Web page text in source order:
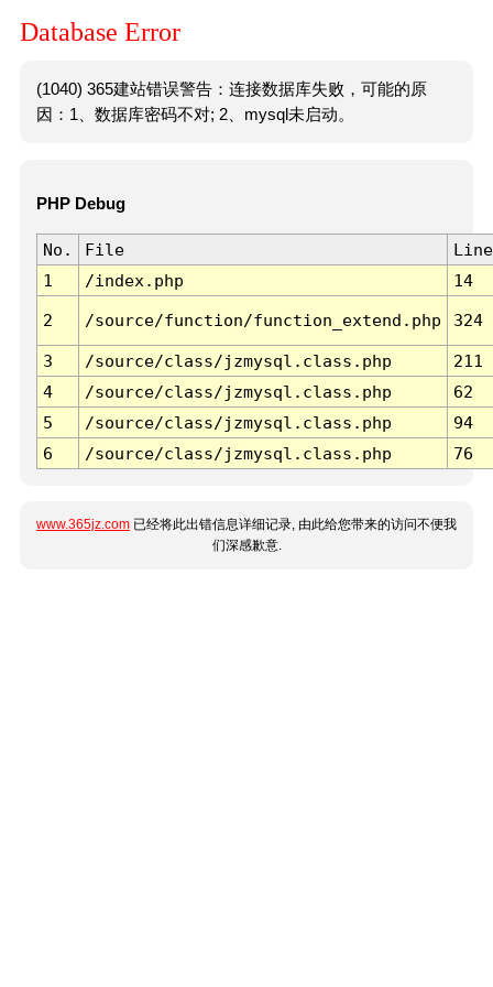
Database Error
(1040) 365建站错误警告：连接数据库失败，可能的原
因：1、数据库密码不对; 2、mysql未启动。
PHP Debug
No. File
Line
1
/index.php 14
2 /source/function/function_extend.php 324
3 /source/class/jzmysql.class.php
211
4
/source/class/jzmysql.class.php
62
5
/source/class/jzmysql.class.php
94
6
/source/class/jzmysql.class.php 76
www.365jz.com 已经将此出错信息详细记录, 由此给您带来的访问不便我
们深感歉意.